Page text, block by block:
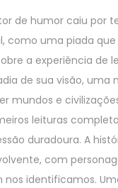
de humor caiu por
como uma piada
a experiência de
de sua visão, uma
mundos e
leituras
duradoura. A
com
nos identificamos.